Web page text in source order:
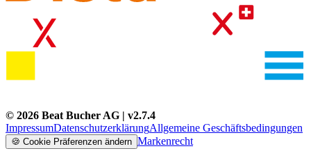
© 2026 Beat Bucher AG | v2.7.4
ImpressumDatenschutzerklärungAllgemeine Geschäftsbedingungen
🍪 Cookie Präferenzen ändern Markenrecht